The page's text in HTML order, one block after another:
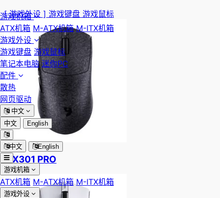
游戏机箱
ATX机箱 M-ATX机箱 M-ITX机箱
游戏外设
游戏键盘 游戏鼠标
笔记本电脑 迷你PC
配件
散热
网页驱动
中文
中文
English
中文 English
游戏机箱
ATX机箱 M-ATX机箱 M-ITX机箱
游戏外设
[ 游戏外设 ] 游戏键盘 游戏鼠标
MX301 PRO